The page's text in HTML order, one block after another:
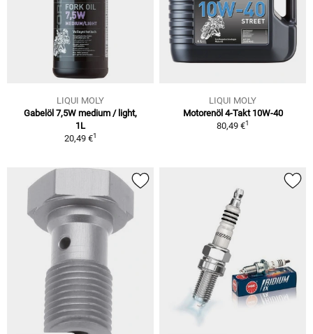
LIQUI MOLY
Gabelöl 7,5W medium / light,
1L
20,49 €1
LIQUI MOLY
Motorenöl 4-Takt 10W-40
80,49 €1